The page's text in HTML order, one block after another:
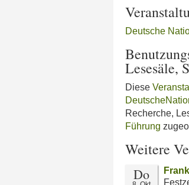
Deutsche
Lesesäle,
Diese
Recherche,
Führung
Weitere
Do